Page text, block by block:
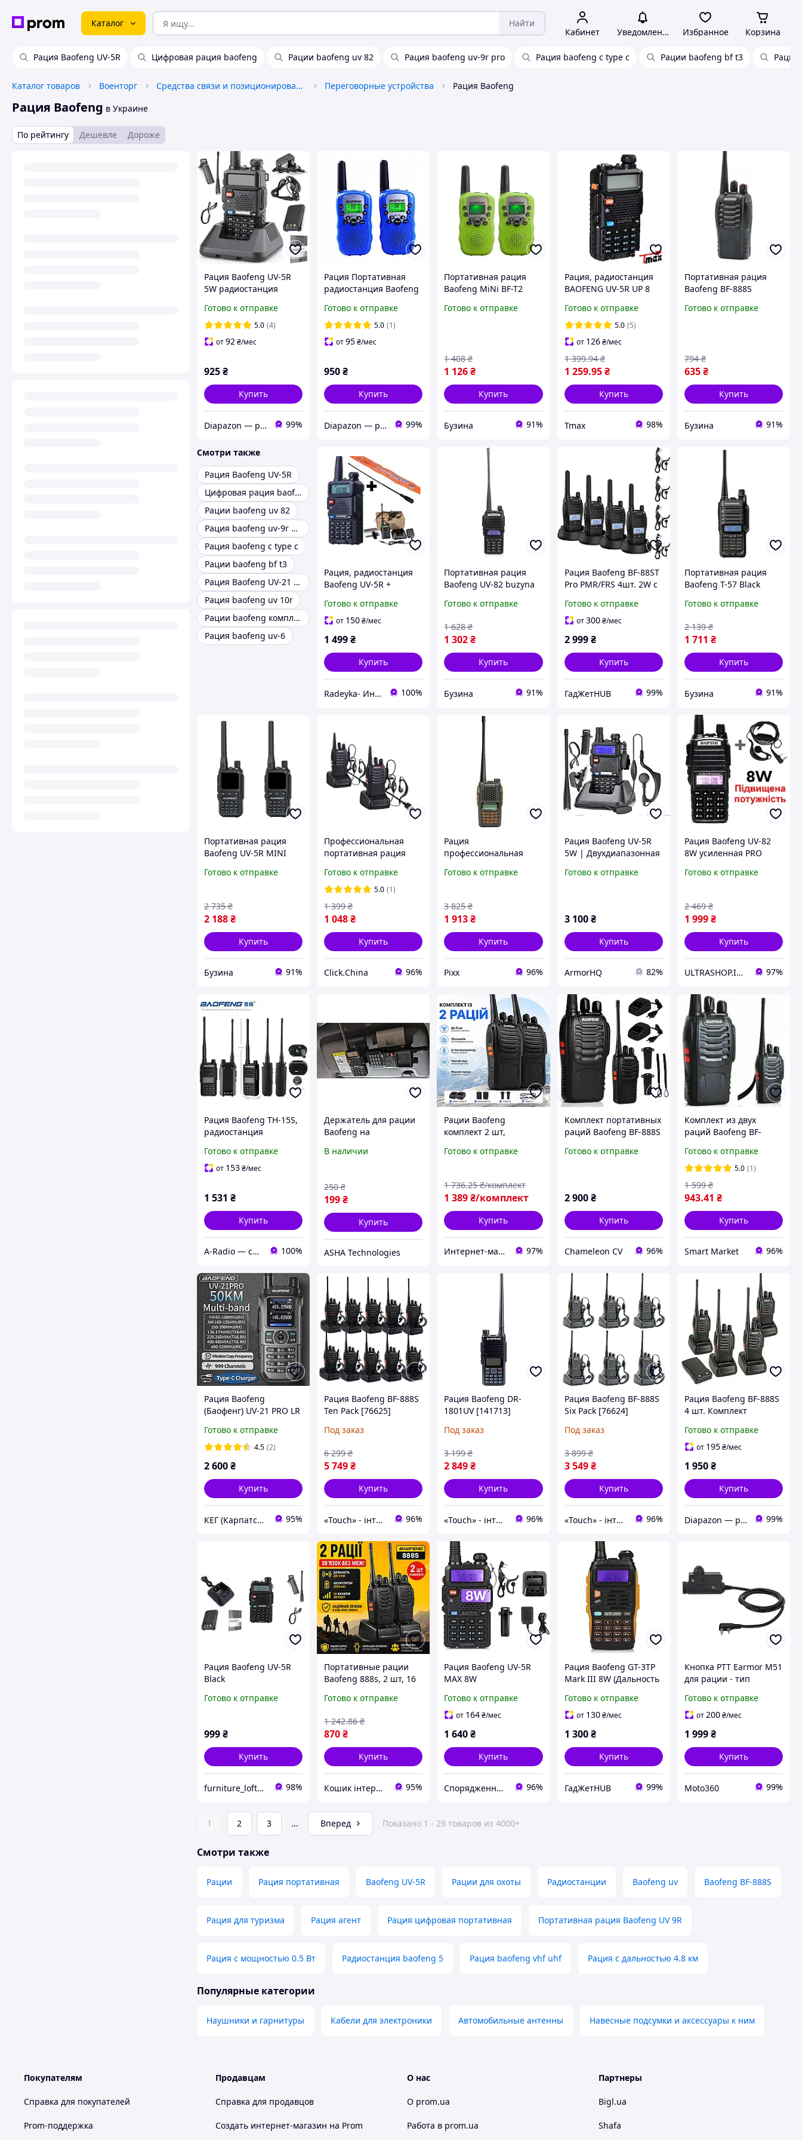
Каталог Найти
Кабинет Уведомления Избранное Корзина
Рация Baofeng UV-5R Цифровая рация baofeng Рации baofeng uv 82 Рация baofeng uv-9r pro Рация baofeng с type c Рации baofeng bf t3 Рация
Каталог товаров Военторг Средства связи и позиционирования Переговорные устройства Рация Baofeng
Рация Baofeng в Украине
По рейтингу Дешевле Дороже
Рация Baofeng UV-5R
5W радиостанция
ГАРНИТУРА
Готово к отправке
5.0 (4)
от92₴/мес
925₴
Купить
Diapazon — радіостанції та аксесуари 99%
Рация Портативная
радиостанция Baofeng
Готово к отправке
5.0 (1)
от95₴/мес
950₴
Купить
Diapazon — радіостанції та аксесуари 99%
Портативная рация
Baofeng MiNi BF-T2
MiNiBFT2_G buzyna
Готово к отправке
1 126₴
1 408 ₴
Купить
Бузина 91%
Рация, радиостанция
BAOFENG UV-5R UP 8
Готово к отправке
5.0 (5)
от 126 ₴/мес
1 259.95 ₴
1 399.94 ₴
Купить
Tmax 98%
Портативная рация
Baofeng BF-888S
Готово к отправке
635₴
794 ₴
Купить
Бузина 91%
Смотри также
Рация Baofeng UV-5R
Цифровая рация baofeng
Рации baofeng uv 82
Рация baofeng uv-9r pro
Рация baofeng с type c
Рации baofeng bf t3
Рация Baofeng UV-21 PRO
Рация baofeng uv 10r
Рации baofeng комплект
Рация baofeng uv-6
Рация, радиостанция
Baofeng UV-5R +
771+гарнитура. Рація
Baofeng +посилена
Готово к отправке
от 150₴/мес
1 499₴
Купить
Radeyka- Интернет магазин раций и аксессуаров 100%
Портативная рация
Baofeng UV-82 buzyna
Готово к отправке
1 302₴
1 628 ₴
Купить
Бузина 91%
Рация Baofeng BF-88ST
Pro PMR/FRS 4шт. 2W с
(FCC ID: 2AJGM-A88)
Готово к отправке
от300 ₴/мес
2 999 ₴
Купить
ГадЖетHUB 99%
Портативная рация
Baofeng T-57 Black
Готово к отправке
1 711 ₴
2 139 ₴
Купить
Бузина 91%
Портативная рация
Baofeng UV-5R MINI
buzyna
Готово к отправке
2 188₴
2 735 ₴
Купить
Бузина 91%
Профессиональная
портативная рация
Готово к отправке
5.0 (1)
1 048₴
1 399 ₴
Купить
Сlick.Сhina 96%
Рация
профессиональная
Baofeng UV-6R
радиоприемником
черная pix
Готово к отправке
1 913₴
3 825 ₴
Купить
Pixx 96%
Рация Baofeng UV-5R
5W | Двухдиапазонная
гарнитура,
Готово к отправке
3 100 ₴
Купить
ArmorHQ 82%
Рация Baofeng UV-82
8W усиленная PRO
2xPTT кнопка,
Готово к отправке
1 999₴
2 469 ₴
Купить
ULTRASHOP.IN.UA 🛒 Интернет-магазин трендовых гаджетов 97%
Рация Baofeng TH-15S,
радиостанция
Готово к отправке
от 153₴/мес
1 531 ₴
Купить
A-Radio — связь, радио, электроника 100%
Держатель для рации
Baofeng на
козырек автомобиля,
В наличии
199₴
250 ₴
Купить
ASHA Technologies
Рации Baofeng
комплект 2 шт,
радиостанции, до 5 км,
МГц, Li-Ion аккумулятор
Готово к отправке
1 389₴/комплект
1 736.25 ₴/комплект
Купить
Интернет-магазин "Grantech" 97%
Комплект портативных
раций Baofeng BF-888S
Готово к отправке
2 900 ₴
Купить
Chameleon CV 96%
Комплект из двух
раций Baofeng BF-
для охраны, рыбалки,
охоты
Готово к отправке
5.0 (1)
943.41 ₴
1 599 ₴
Купить
Smart Market 96%
Рация Baofeng
(Баофенг) UV-21 PRO LR
Grey
Готово к отправке
4.5 (2)
2 600₴
Купить
КЕГ (Карпатська Енергетична Група) 95%
Рация Baofeng BF-888S
Ten Pack [76625]
Под заказ
5 749₴
6 299 ₴
Купить
«Touch» - інтернет-магазин електроніки та гаджетів 96%
Рация Baofeng DR-
1801UV [141713]
Под заказ
2 849₴
3 199 ₴
Купить
«Touch» - інтернет-магазин електроніки та гаджетів 96%
Рация Baofeng BF-888S
Six Pack [76624]
Под заказ
3 549 ₴
3 899 ₴
Купить
«Touch» - інтернет-магазин електроніки та гаджетів 96%
Рация Baofeng BF-888S
4 шт. Комплект
BF-888S с TypeC
разъемом Без
Готово к отправке
от 195₴/мес
1 950₴
Купить
Diapazon — радіостанції та аксесуари 99%
Рация Baofeng UV-5R
Black
Готово к отправке
999₴
Купить
furniture_loft_2.0 98%
Портативные рации
Baofeng 888s, 2 шт, 16
км, черные /
двухдиапазонная
Готово к отправке
870₴
1 242.86 ₴
Купить
Кошик інтернет магазин 95%
Рация Baofeng UV-5R
MAX 8W
портативная
радиостанция Баофенг
Готово к отправке
от 164₴/мес
1 640₴
Купить
Спорядження Hazardous 96%
Рация Baofeng GT-3TP
Mark III 8W (Дальность
см, VOX)
Готово к отправке
от 130 ₴/мес
1 300 ₴
Купить
ГадЖетHUB 99%
Кнопка PTT Earmor M51
для рации - тип
Готово к отправке
от200₴/мес
1 999₴
Купить
Moto360 99%
1 2 3 ... Вперед Показано 1 - 29 товаров из 4000+
Смотри также
Рации Рация портативная Baofeng UV-5R Рации для охоты Радиостанции Baofeng uv Baofeng BF-888S
Рация для туризма Рация агент Рация цифровая портативная Портативная рация Baofeng UV 9R
Рация с мощностью 0.5 Вт Радиостанция baofeng 5 Рация baofeng vhf uhf Рация с дальностью 4.8 км
Популярные категории
Наушники и гарнитуры Кабели для электроники Автомобильные антенны Навесные подсумки и аксессуары к ним
Покупателям
Справка для покупателей
Prom-поддержка
Продавцам
Справка для продавцов
Создать интернет-магазин на Prom
О нас
О prom.ua
Работа в prom.ua
Партнеры
Bigl.ua
Shafa